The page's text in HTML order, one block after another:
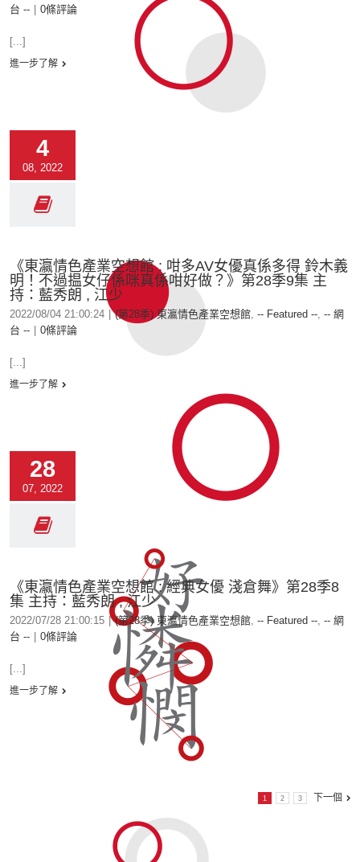
台 --
0條評論
[...]
進一步了解
4
08, 2022
《東瀛情色產業空想館 : 咁多AV女優真係多得 鈴木義
明！不過揾女仔係咪真係咁好做？》第28季9集 主
持：藍秀朗 , 江少
2022/08/04 21:00:24 (第28季) 東瀛情色產業空想館, -- Featured --, -- 網
台 --
0條評論
[...]
進一步了解
28
07, 2022
《東瀛情色產業空想館 : 經典女優 淺倉舞》第28季8
集 主持：藍秀朗 , 江少
2022/07/28 21:00:15 | (第28季) 東瀛情色產業空想館, -- Featured --, -- 網
台 --
0條評論
[...]
進一步了解
1 2 3 下一個